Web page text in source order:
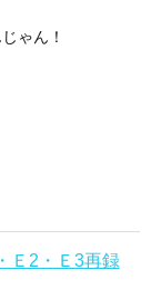
ゃん！
Ｅ2・Ｅ3再録